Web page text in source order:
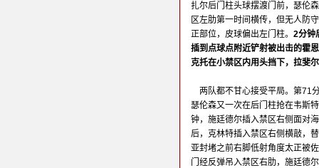
扎尔后门柱头球摆渡门前，瑟伦
区左肋第一时间横传，但无人防
正部位，皮球偏出左门柱。 2分钟
插到点球点附近铲射被出击的霍
克托在小禁区内用头挡下，拉斐
两队都不甘心接受平局。第71
瑟伦森又一次在后门柱抢在韦斯
钟，施廷德尔插入禁区右侧面对
后，克林特插入禁区右侧横敲，
亚封堵之前右脚低射角度太正被
门经反弹吊入禁区右肋，施廷德